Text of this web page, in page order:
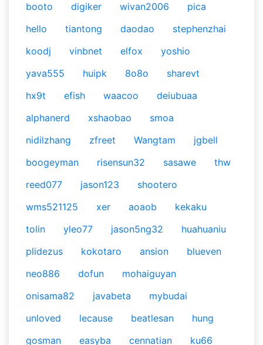
booto
digiker wivan2006
pica
hello
tiantong daodao
stephenzhai
koodj
vinbnet elfox
yoshio
yava555
huipk 8o8o
sharevt
hx9t
efish waacoo
deiubuaa
alphanerd
xshaobao
smoa
nidilzhang
zfreet Wangtam
jgbell
boogeyman
risensun32 sasawe
thw
reed077
jason123
shootero
wms521125
xer aoaob
kekaku
tolin
yleo77 jason5ng32
huahuaniu
plidezus
kokotaro ansion
blueven
neo886
dofun
mohaiguyan
onisama82
javabeta
mybudai
unloved
lecause beatlesan
hung
gosman
easyba cennatian ku66